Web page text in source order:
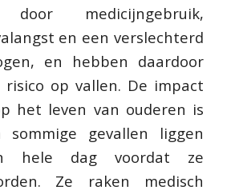
door medicijngebruik,
en een verslechterd
en hebben daardoor
risico op vallen. De impact
het leven van ouderen is
gevallen liggen
hele dag voordat ze
Ze raken medisch